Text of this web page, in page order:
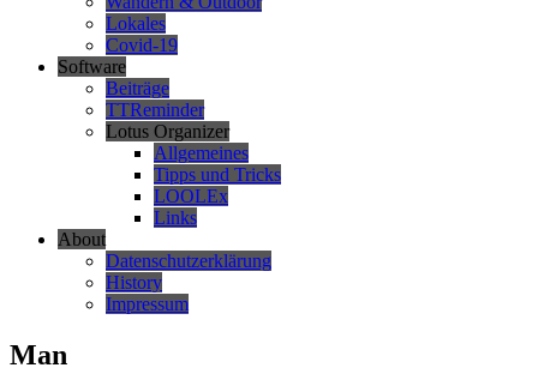
Lokales
Covid-19
Software
Beiträge
TTReminder
Lotus Organizer
Allgemeines
Tipps und Tricks
LOOLEx
Links
About
Datenschutzerklärung
History
Impressum
Man